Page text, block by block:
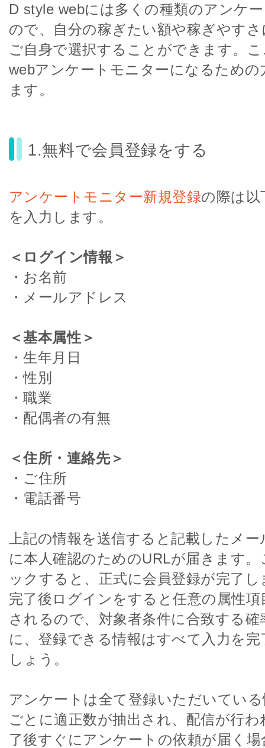
D style webには多くの種類のアンケ
ので、自分の稼ぎたい額や稼ぎやす
ご自身で選択することができます。
webアンケートモニターになるための
ます。
1.無料で会員登録をする
アンケートモニター新規登録の際は以
を入力します。
＜ログイン情報＞
・お名前
・メールアドレス
＜基本属性＞
・生年月日
・性別
・職業
・配偶者の有無
＜住所・連絡先＞
・ご住所
・電話番号
上記の情報を送信すると記載したメ
に本人確認のためのURLが届きます
ックすると、正式に会員登録が完了
完了後ログインをすると任意の属性項
されるので、対象者条件に合致する
に、登録できる情報はすべて入力を
しょう。
アンケートは全て登録いただいてい
ごとに適正数が抽出され、配信が行
了後すぐにアンケートの依頼が届く